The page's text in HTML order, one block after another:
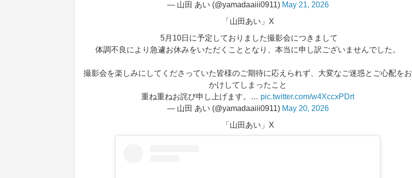
— 山田 あい (@yamadaaiii0911) May 21, 2026
「山田あい」X
⁡ 5月10日に予定しておりました撮影会につきまして
体調不良により急遽お休みをいただくこととなり、本当に申し訳ございませんでした。
撮影会を楽しみにしてくださっていた皆様のご期待に応えられず、大変なご迷惑とご心配をお
かけしてしまったこと
重ね重ねお詫び申し上げます。… pic.twitter.com/w4XccxPDrt
— 山田 あい (@yamadaaiii0911) May 20, 2026
「山田あい」X